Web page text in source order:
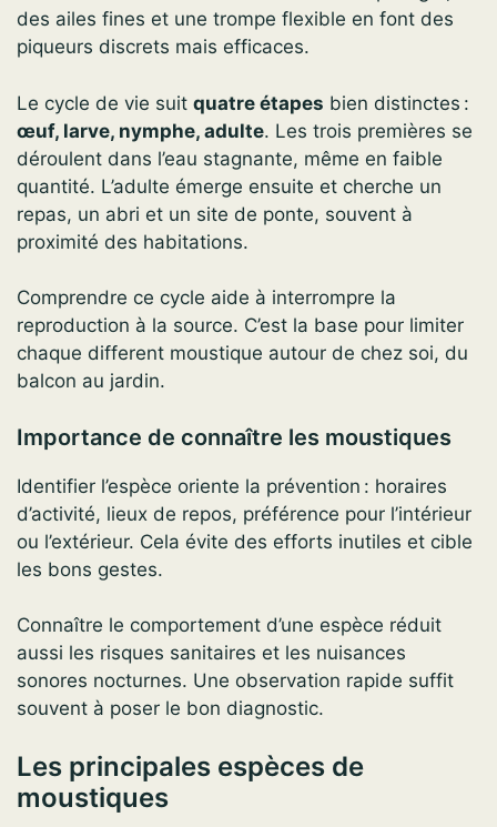
des ailes fines et une trompe flexible en font des
piqueurs discrets mais efficaces.
Le cycle de vie suit quatre étapes bien distinctes :
œuf, larve, nymphe, adulte. Les trois premières se
déroulent dans l’eau stagnante, même en faible
quantité. L’adulte émerge ensuite et cherche un
repas, un abri et un site de ponte, souvent à
proximité des habitations.
Comprendre ce cycle aide à interrompre la
reproduction à la source. C’est la base pour limiter
chaque different moustique autour de chez soi, du
balcon au jardin.
Importance de connaître les moustiques
Identifier l’espèce oriente la prévention : horaires
d’activité, lieux de repos, préférence pour l’intérieur
ou l’extérieur. Cela évite des efforts inutiles et cible
les bons gestes.
Connaître le comportement d’une espèce réduit
aussi les risques sanitaires et les nuisances
sonores nocturnes. Une observation rapide suffit
souvent à poser le bon diagnostic.
Les principales espèces de
moustiques